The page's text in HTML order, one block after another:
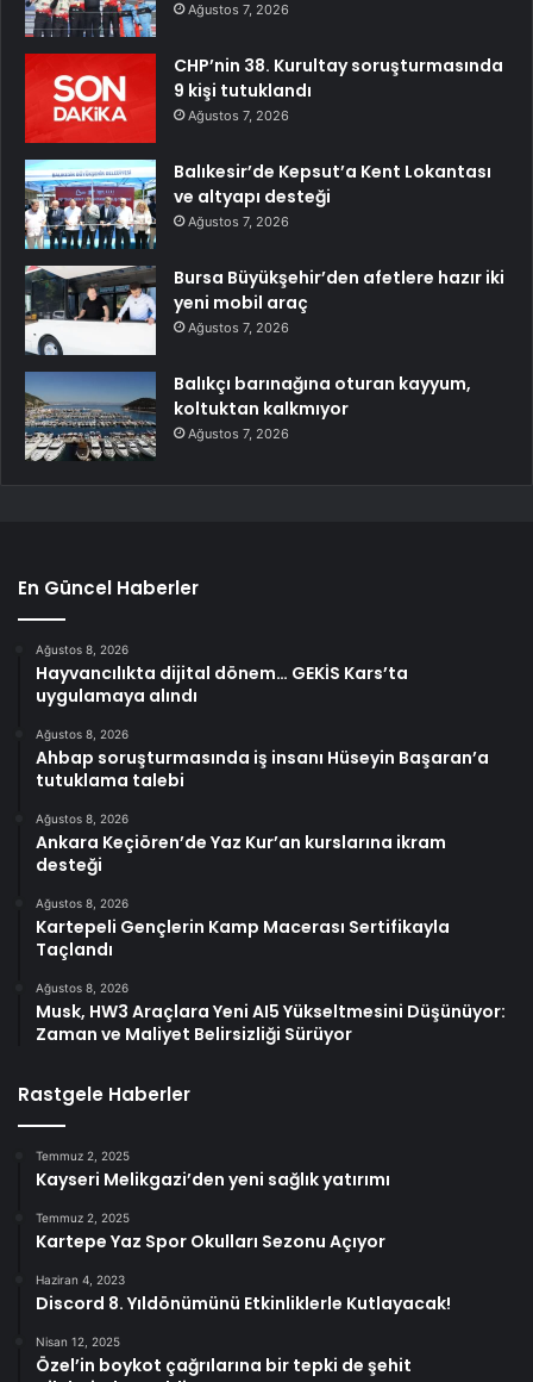
Ağustos 7, 2026
CHP’nin 38. Kurultay soruşturmasında
9 kişi tutuklandı
Ağustos 7, 2026
Balıkesir’de Kepsut’a Kent Lokantası
ve altyapı desteği
Ağustos 7, 2026
Bursa Büyükşehir’den afetlere hazır iki
yeni mobil araç
Ağustos 7, 2026
Balıkçı barınağına oturan kayyum,
koltuktan kalkmıyor
Ağustos 7, 2026
En Güncel Haberler
Ağustos 8, 2026
Hayvancılıkta dijital dönem… GEKİS Kars’ta
uygulamaya alındı
Ağustos 8, 2026
Ahbap soruşturmasında iş insanı Hüseyin Başaran’a
tutuklama talebi
Ağustos 8, 2026
Ankara Keçiören’de Yaz Kur’an kurslarına ikram
desteği
Ağustos 8, 2026
Kartepeli Gençlerin Kamp Macerası Sertifikayla
Taçlandı
Ağustos 8, 2026
Musk, HW3 Araçlara Yeni AI5 Yükseltmesini Düşünüyor:
Zaman ve Maliyet Belirsizliği Sürüyor
Rastgele Haberler
Temmuz 2, 2025
Kayseri Melikgazi’den yeni sağlık yatırımı
Temmuz 2, 2025
Kartepe Yaz Spor Okulları Sezonu Açıyor
Haziran 4, 2023
Discord 8. Yıldönümünü Etkinliklerle Kutlayacak!
Nisan 12, 2025
Özel’in boykot çağrılarına bir tepki de şehit